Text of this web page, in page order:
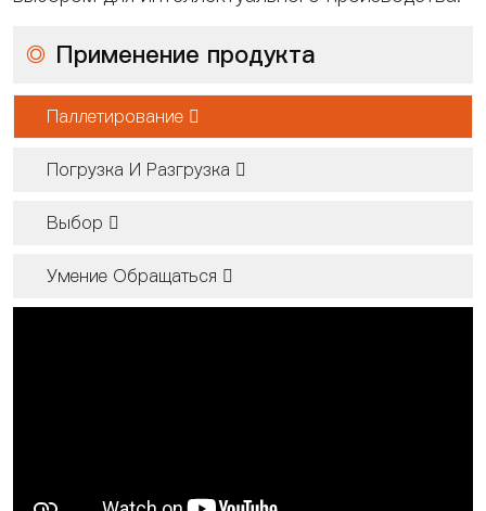
◎ Применение продукта
Паллетирование 
Погрузка И Разгрузка 
Выбор 
Умение Обращаться 